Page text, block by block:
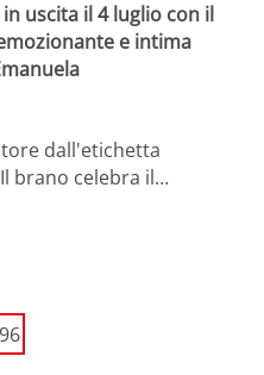
uscita il 4 luglio con il
e intima
dall'etichetta
brano celebra il…